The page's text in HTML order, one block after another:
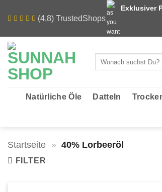
Inhalt
(4,8) TrustedShops
Exklusiver
Natürliche Öle Datteln
Startseite » 40% Lorbeeröl
FILTER